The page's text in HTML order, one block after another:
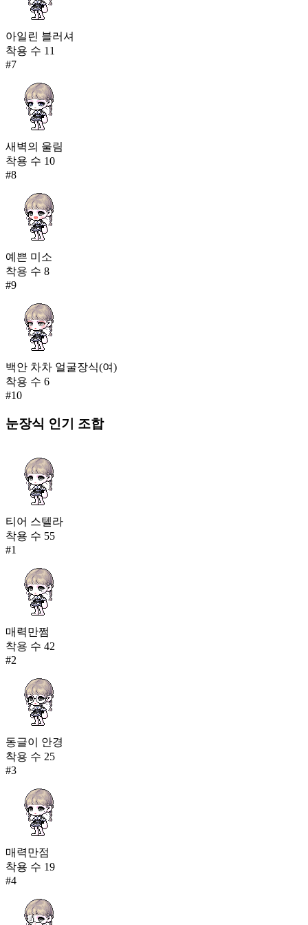
아일린 블러셔
착용 수 11
#7
새벽의 울림
착용 수 10
#8
예쁜 미소
착용 수 8
#9
백안 차차 얼굴장식(여)
착용 수 6
#10
눈장식 인기 조합
티어 스텔라
착용 수 55
#1
매력만쩜
착용 수 42
#2
동글이 안경
착용 수 25
#3
매력만점
착용 수 19
#4